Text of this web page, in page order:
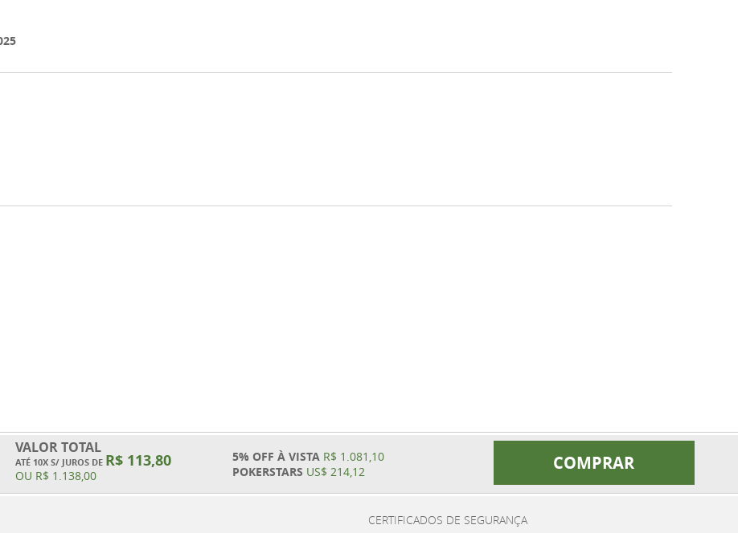
VALOR TOTAL
ATÉ 10X S/ JUROS DE R$ 113,80
OU R$ 1.138,00
5% OFF À VISTA R$ 1.081,10
POKERSTARS US$ 214,12 COMPRAR
CERTIFICADOS DE SEGURANÇA